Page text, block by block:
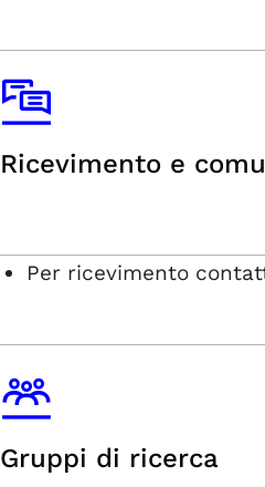
Ricevimento e
Per ricevimento
Gruppi di ricerca